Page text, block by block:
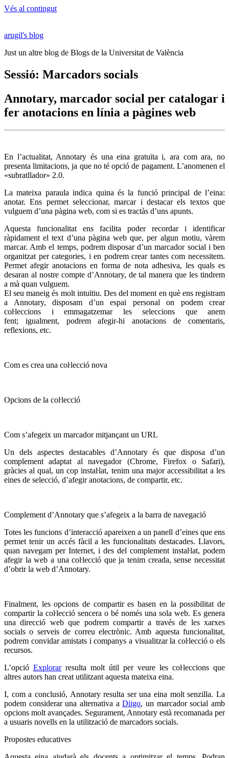
Vés al contingut
arugil's blog
Just un altre blog de Blogs de la Universitat de València
Sessió: Marcadors socials
Annotary, marcador social per catalogar i
fer anotacions en línia a pàgines web
En l’actualitat, Annotary és una eina gratuïta i, ara com ara, no
presenta limitacions, ja que no té opció de pagament. L’anomenen el
«subratllador» 2.0.
La mateixa paraula indica quina és la funció principal de l’eina:
anotar. Ens permet seleccionar, marcar i destacar els textos que
vulguem d’una pàgina web, com si es tractàs d’uns apunts.
Aquesta funcionalitat ens facilita poder recordar i identificar
ràpidament el text d’una pàgina web que, per algun motiu, vàrem
marcar. Amb el temps, podrem disposar d’un marcador social i ben
organitzat per categories, i en podrem crear tantes com necessitem.
Permet afegir anotacions en forma de nota adhesiva, les quals es
desaran al nostre compte d’Annotary, de tal manera que les tindrem
a mà quan vulguem.
El seu maneig és molt intuïtiu. Des del moment en què ens registram
a Annotary, disposam d’un espai personal on podem crear
coŀleccions i emmagatzemar les seleccions que anem
fent; igualment, podrem afegir-hi anotacions de comentaris,
reflexions, etc.
Com es crea una coŀlecció nova
Opcions de la coŀlecció
Com s’afegeix un marcador mitjançant un URL
Un dels aspectes destacables d’Annotary és que disposa d’un
complement adaptat al navegador (Chrome, Firefox o Safari),
gràcies al qual, un cop instaŀlat, tenim una major accessibilitat a les
eines de selecció, d’afegir anotacions, de compartir, etc.
Complement d’Annotary que s’afegeix a la barra de navegació
Totes les funcions d’interacció apareixen a un panell d’eines que ens
permet tenir un accés fàcil a les funcionalitats destacades. Llavors,
quan navegam per Internet, i des del complement instaŀlat, podem
afegir la web a una coŀlecció que ja tenim creada, sense necessitat
d’obrir la web d’Annotary.
Finalment, les opcions de compartir es basen en la possibilitat de
compartir la coŀlecció sencera o bé només una sola web. Es genera
una direcció web que podrem compartir a través de les xarxes
socials o serveis de correu electrònic. Amb aquesta funcionalitat,
podrem convidar amistats i companys a visualitzar la coŀlecció o els
recursos.
L’opció Explorarresulta molt útil per veure les coŀleccions que
altres autors han creat utilitzant aquesta mateixa eina.
I, com a conclusió, Annotary resulta ser una eina molt senzilla. La
podem considerar una alternativa aDiigo, un marcador social amb
opcions molt avançades. Segurament, Annotary està recomanada per
a usuaris novells en la utilització de marcadors socials.
Propostes educatives